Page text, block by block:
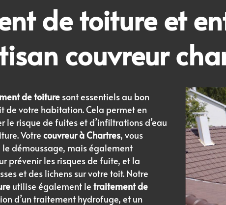
de toitureet
couvreur
de toiture sont essentiels au bon
de votre habitation. Cela permet en
le risque de fuites et d’infiltrations d’eau
Votre couvreur à Chartres, vous
démoussage, mais également
prévenir les risques de fuite, et la
et des lichens sur votre toit. Notre
utilise également le traitement de
d’un traitement hydrofuge, et un